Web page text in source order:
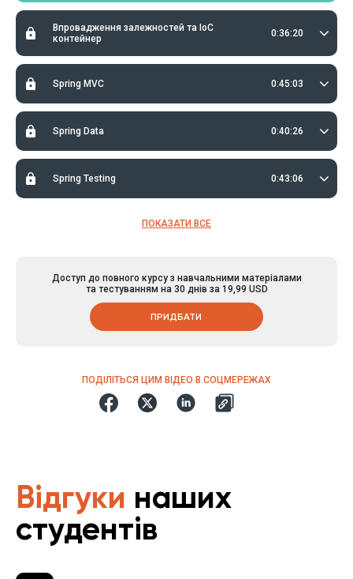
Впровадження залежностей та IoC
контейнер
0:36:20
Spring MVC 0:45:03
Spring Data 0:40:26
Spring Testing 0:43:06
ПОКАЗАТИ ВСЕ
ПОДІЛІТЬСЯ ЦИМ ВІДЕО В СОЦМЕРЕЖАХ
Доступ до повного курсу з навчальними матеріалами
та тестуванням на 30 днів за 19,99 USD
ПРИДБАТИ
Відгуки наших
студентів